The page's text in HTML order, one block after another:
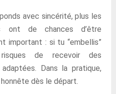
avec sincérité, plus les
ont de chances d’être
important : si tu “embellis”
de recevoir des
Dans la pratique,
dès le départ.